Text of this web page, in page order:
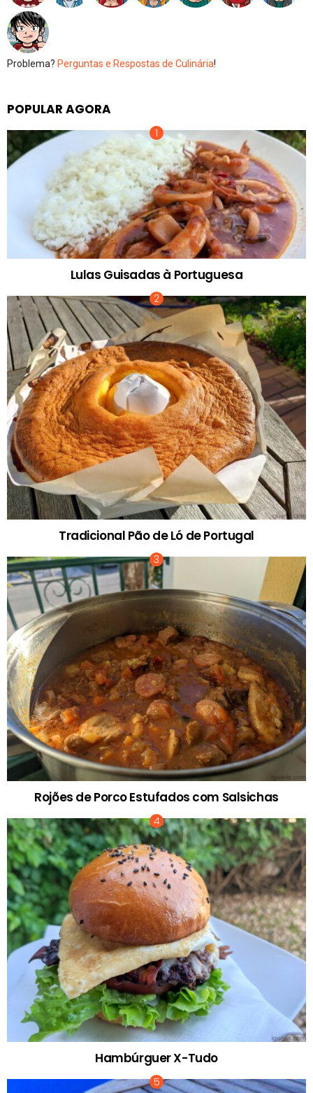
Problema? Perguntas e Respostas de Culinária!
POPULAR AGORA
Lulas Guisadas à Portuguesa
Tradicional Pão de Ló de Portugal
Rojões de Porco Estufados com Salsichas
Hambúrguer X-Tudo